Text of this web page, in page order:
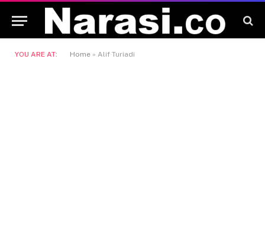
YOU ARE AT: Home » Alif Turiadi